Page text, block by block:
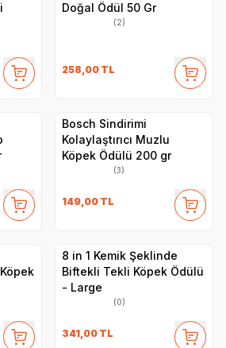
Doğal Ödül 50 Gr
(2)
258,00 TL
Bosch Sindirimi
Kolaylaştırıcı Muzlu
Köpek Ödülü 200 gr
(3)
149,00 TL
Köpek
8 in 1 Kemik Şeklinde
Biftekli Tekli Köpek Ödülü
- Large
(0)
341,00 TL